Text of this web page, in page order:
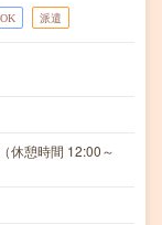
派遣
休憩時間 12:00～